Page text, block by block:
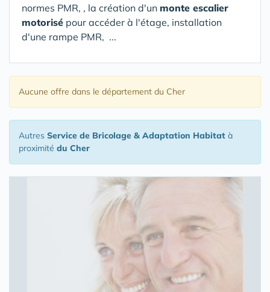
normes PMR, , la création d'un monte escalier
motorisé pour accéder à l'étage, installation
d'une rampe PMR, ...
Aucune offre dans le département du Cher
Autres Service de Bricolage & Adaptation Habitat à
proximité du Cher